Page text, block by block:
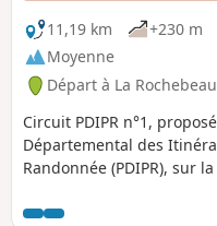
11,19 km
+230 m
Moyenne
Départ à La
Circuit PDIPR n°1,
Départemental des
Randonnée (PDIPR), sur
Plateau d'Argentine et